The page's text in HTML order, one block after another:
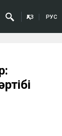
ҚАЗ РУС